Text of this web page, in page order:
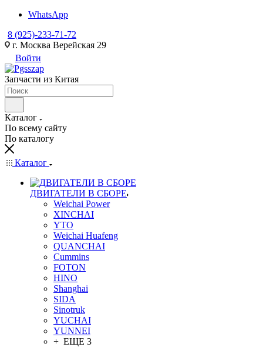
WhatsApp
8 (925)-233-71-72
г. Москва Верейская 29
Войти
Запчасти из Китая
Каталог
По всему сайту
По каталогу
Каталог
ДВИГАТЕЛИ В СБОРЕ
Weichai Power
XINCHAI
YTO
Weichai Huafeng
QUANCHAI
Cummins
FOTON
HINO
Shanghai
SIDA
Sinotruk
YUCHAI
YUNNEI
+ ЕЩЕ 3